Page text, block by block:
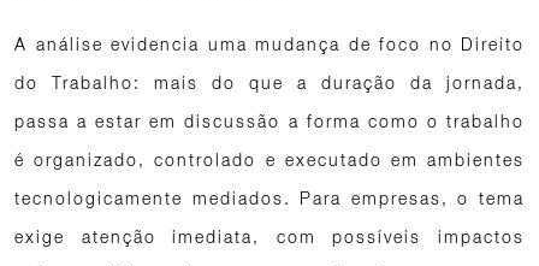
A análise evidencia uma mudança de foco no Direito
do Trabalho: mais do que a duração da jornada,
passa a estar em discussão a forma como o trabalho
é organizado, controlado e executado em ambientes
tecnologicamente mediados. Para empresas, o tema
exige atenção imediata, com possíveis impactos